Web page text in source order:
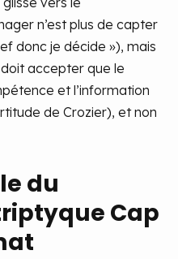
n’est plus de capter
donc je décide »), mais
accepter que le
et l’information
de Crozier), et non
du
Cap